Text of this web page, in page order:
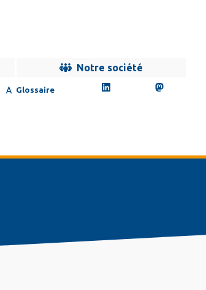
Notre société
Glossaire